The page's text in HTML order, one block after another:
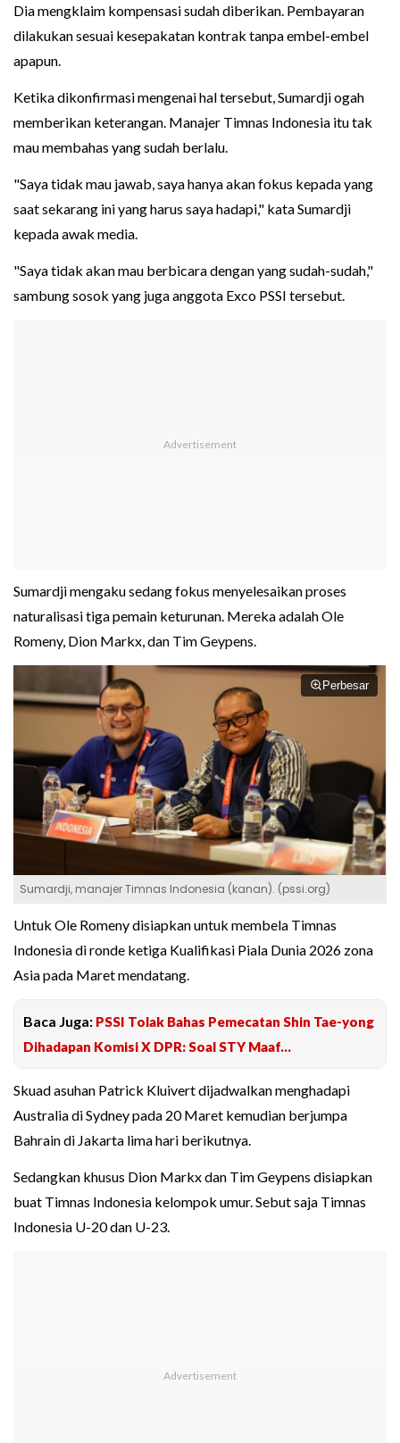
Dia mengklaim kompensasi sudah diberikan. Pembayaran
dilakukan sesuai kesepakatan kontrak tanpa embel-embel
apapun.
Ketika dikonfirmasi mengenai hal tersebut, Sumardji ogah
memberikan keterangan. Manajer Timnas Indonesia itu tak
mau membahas yang sudah berlalu.
"Saya tidak mau jawab, saya hanya akan fokus kepada yang
saat sekarang ini yang harus saya hadapi," kata Sumardji
kepada awak media.
"Saya tidak akan mau berbicara dengan yang sudah-sudah,"
sambung sosok yang juga anggota Exco PSSI tersebut.
Sumardji mengaku sedang fokus menyelesaikan proses
naturalisasi tiga pemain keturunan. Mereka adalah Ole
Romeny, Dion Markx, dan Tim Geypens.
Perbesar
Sumardji, manajer Timnas Indonesia (kanan). (pssi.org)
Untuk Ole Romeny disiapkan untuk membela Timnas
Indonesia di ronde ketiga Kualifikasi Piala Dunia 2026 zona
Asia pada Maret mendatang.
Baca Juga: PSSI Tolak Bahas Pemecatan Shin Tae-yong
Dihadapan Komisi X DPR: Soal STY Maaf...
Skuad asuhan Patrick Kluivert dijadwalkan menghadapi
Australia di Sydney pada 20 Maret kemudian berjumpa
Bahrain di Jakarta lima hari berikutnya.
Sedangkan khusus Dion Markx dan Tim Geypens disiapkan
buat Timnas Indonesia kelompok umur. Sebut saja Timnas
Indonesia U-20 dan U-23.